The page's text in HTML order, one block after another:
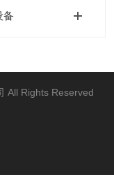
备
All Rights Reserved